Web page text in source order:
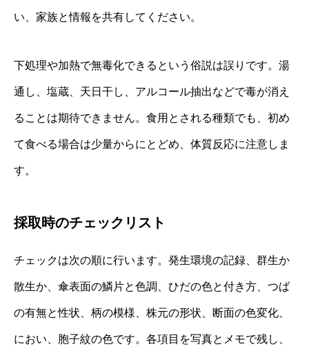
い、家族と情報を共有してください。
下処理や加熱で無毒化できるという俗説は誤りです。湯
通し、塩蔵、天日干し、アルコール抽出などで毒が消え
ることは期待できません。食用とされる種類でも、初め
て食べる場合は少量からにとどめ、体質反応に注意しま
す。
採取時のチェックリスト
チェックは次の順に行います。発生環境の記録、群生か
散生か、傘表面の鱗片と色調、ひだの色と付き方、つば
の有無と性状、柄の模様、株元の形状、断面の色変化、
におい、胞子紋の色です。各項目を写真とメモで残し、